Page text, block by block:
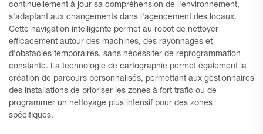
continuellement à jour sa compréhension de l'environnement,
s'adaptant aux changements dans l'agencement des locaux.
Cette navigation intelligente permet au robot de nettoyer
efficacement autour des machines, des rayonnages et
d'obstacles temporaires, sans nécessiter de reprogrammation
constante. La technologie de cartographie permet également la
création de parcours personnalisés, permettant aux gestionnaires
des installations de prioriser les zones à fort trafic ou de
programmer un nettoyage plus intensif pour des zones
spécifiques.